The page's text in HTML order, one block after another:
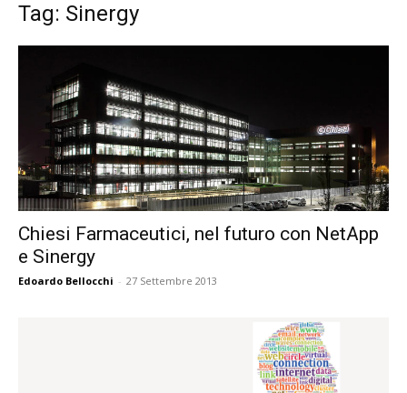
Tag: Sinergy
Chiesi Farmaceutici, nel futuro con NetApp
e Sinergy
Edoardo Bellocchi - 27 Settembre 2013